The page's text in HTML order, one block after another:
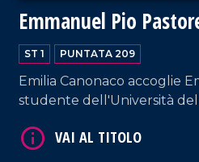
Emmanuel Pio
ST 1 PUNTATA 209
Emilia Canonaco accoglie
studente dell'Università
VAI AL TITOLO